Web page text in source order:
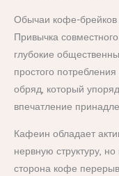
Обычаи кофе-брейков
Привычка
глубокие
простого
обряд, который
впечатление
Кафеин обладает
нервную структуру,
сторона кофе